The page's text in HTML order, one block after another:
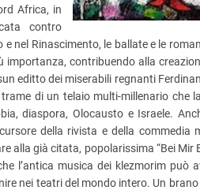
Africa, in
contro
e nel Rinascimento, le ballate e le
contribuendo alla
editto dei miserabili regnanti
di un telaio multi-millenario che
diaspora, Olocausto e Israele.
della rivista e della commedia
alla già citata, popolarissima “Bei Mir
l’antica musica dei klezmorim può
nei teatri del mondo intero. Un